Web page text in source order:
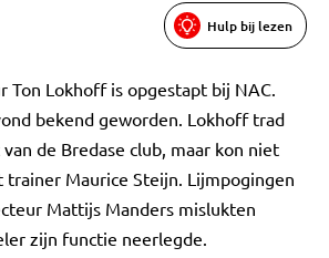
Hulp bij lezen
Ton Lokhoff is opgestapt bij NAC.
bekend geworden. Lokhoff trad
de Bredase club, maar kon niet
Maurice Steijn. Lijmpogingen
Mattijs Manders mislukten
zijn functie neerlegde.